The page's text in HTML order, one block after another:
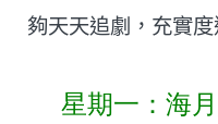
夠天天追劇，充實度
星期一：海